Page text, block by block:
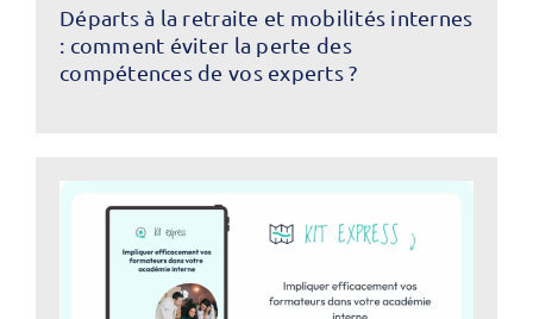
Départs à la retraite et mobilités internes
: comment éviter la perte des
compétences de vos experts ?